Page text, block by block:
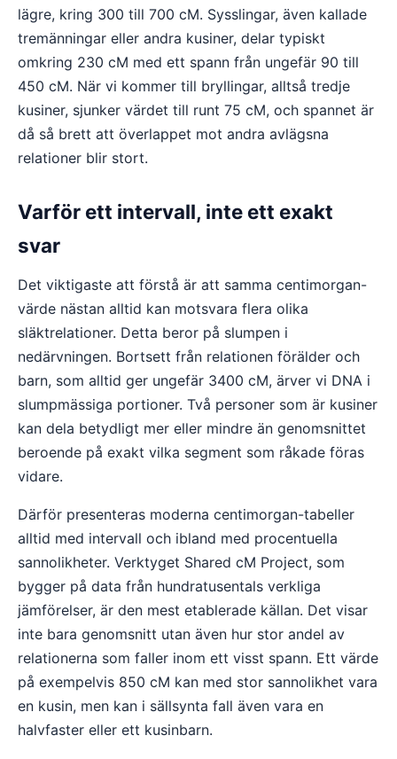
lägre, kring 300 till 700 cM. Sysslingar, även kallade
tremänningar eller andra kusiner, delar typiskt
omkring 230 cM med ett spann från ungefär 90 till
450 cM. När vi kommer till bryllingar, alltså tredje
kusiner, sjunker värdet till runt 75 cM, och spannet är
då så brett att överlappet mot andra avlägsna
relationer blir stort.
Varför ett intervall, inte ett exakt
svar
Det viktigaste att förstå är att samma centimorgan-
värde nästan alltid kan motsvara flera olika
släktrelationer. Detta beror på slumpen i
nedärvningen. Bortsett från relationen förälder och
barn, som alltid ger ungefär 3400 cM, ärver vi DNA i
slumpmässiga portioner. Två personer som är kusiner
kan dela betydligt mer eller mindre än genomsnittet
beroende på exakt vilka segment som råkade föras
vidare.
Därför presenteras moderna centimorgan-tabeller
alltid med intervall och ibland med procentuella
sannolikheter. Verktyget Shared cM Project, som
bygger på data från hundratusentals verkliga
jämförelser, är den mest etablerade källan. Det visar
inte bara genomsnitt utan även hur stor andel av
relationerna som faller inom ett visst spann. Ett värde
på exempelvis 850 cM kan med stor sannolikhet vara
en kusin, men kan i sällsynta fall även vara en
halvfaster eller ett kusinbarn.